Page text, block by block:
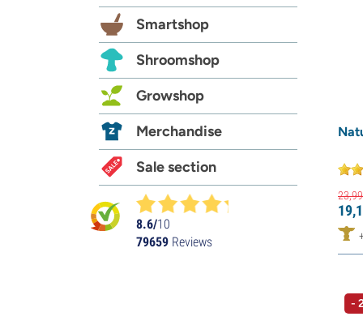
23,99
19,
-
Smartshop
Shroomshop
Growshop
Merchandise
Sale section
8.6/10
79659 Reviews